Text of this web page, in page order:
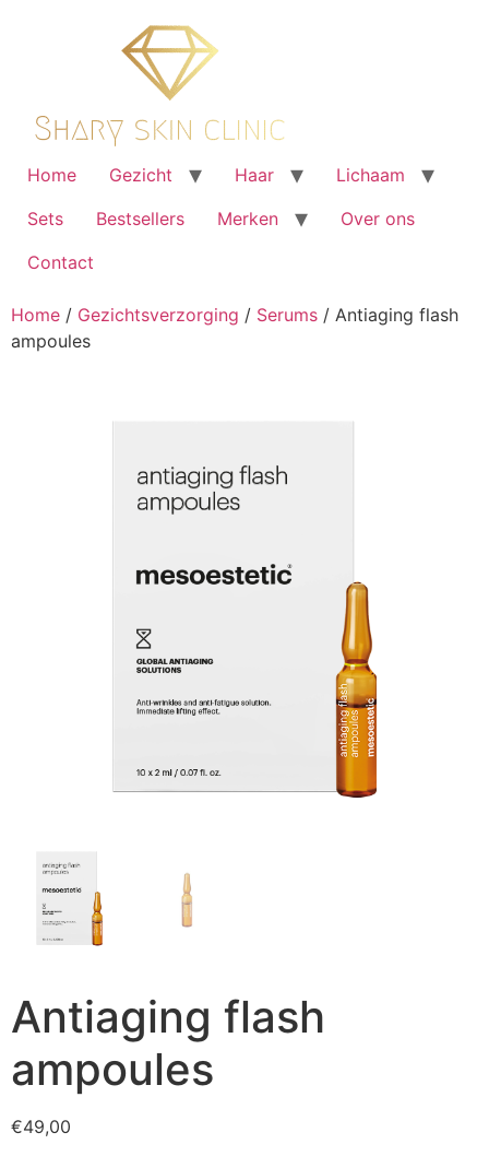
Home Gezicht Haar
Lichaam
Sets
Bestsellers Merken
Over ons
Contact
Home / Gezichtsverzorging / Serums / Antiaging flash
ampoules
Antiaging flash
ampoules
€49,00